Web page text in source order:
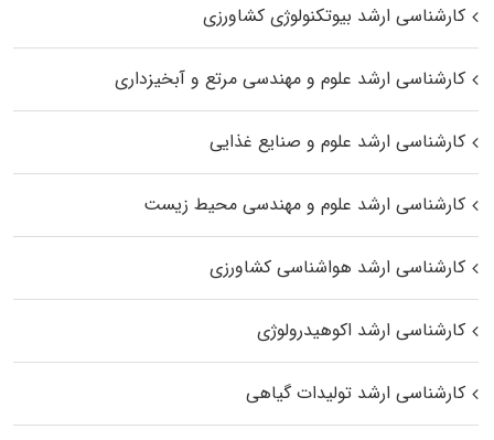
کارشناسی ارشد بیوتکنولوژی کشاورزی
کارشناسی ارشد علوم و مهندسی مرتع و آبخیزداری
کارشناسی ارشد علوم و صنایع غذایی
کارشناسی ارشد علوم و مهندسی محیط زیست
کارشناسی ارشد هواشناسی کشاورزی
کارشناسی ارشد اکوهیدرولوژی
کارشناسی ارشد تولیدات گیاهی